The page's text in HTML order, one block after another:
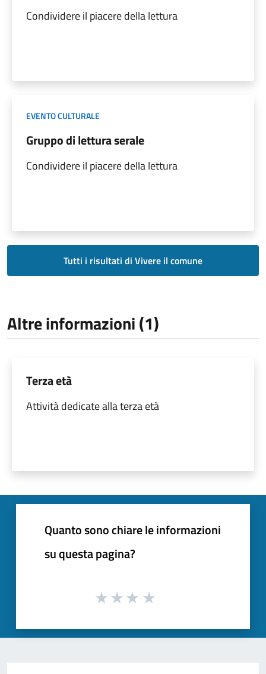
Condividere il piacere della lettura
EVENTO CULTURALE
Gruppo di lettura serale
Condividere il piacere della lettura
Tutti i risultati di Vivere il comune
Altre informazioni (1)
Terza età
Attività dedicate alla terza età
Quanto sono chiare le informazioni
su questa pagina?